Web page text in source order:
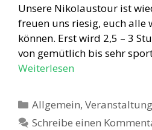
Unsere Nikolaustour ist
freuen uns riesig, euch alle
können. Erst wird 2,5 – 3
von gemütlich bis sehr
Weiterlesen
Kategorien
Allgemein,Veranstaltung
Schreibe einen